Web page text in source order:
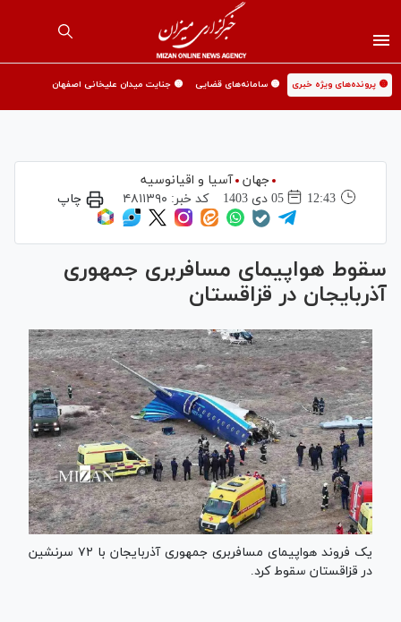
🟡 پرونده‌های ویژه خبری 🟡 سامانه‌های قضایی 🟡 جنایت میدان علیخانی اصفهان
جهان
آسیا و اقیانوسیه
12:43
05 دی 1403 کد خبر: ۴۸۱۱۳۹۰ چاپ
سقوط هواپیمای مسافربری جمهوری
آذربایجان در قزاقستان
یک فروند هواپیمای مسافربری جمهوری آذربایجان با ۷۲ سرنشین
در قزاقستان سقوط کرد.